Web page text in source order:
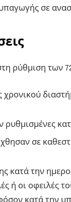
σε
ρύθμιση των
χρονικού
ρυθμισμένες
σε
κατά την
ή οι οφειλές
κατά την